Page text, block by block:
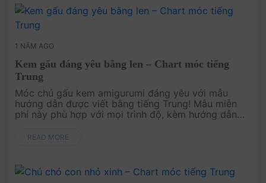
1 NĂM AGO
Kem gấu đáng yêu bằng len – Chart móc tiếng
Trung
Móc chú gấu kem amigurumi đáng yêu với mẫu
hướng dẫn được viết bằng tiếng Trung! Mẫu miễn
phí này phù hợp với mọi trình độ, kèm hướng dẫn
READ MORE